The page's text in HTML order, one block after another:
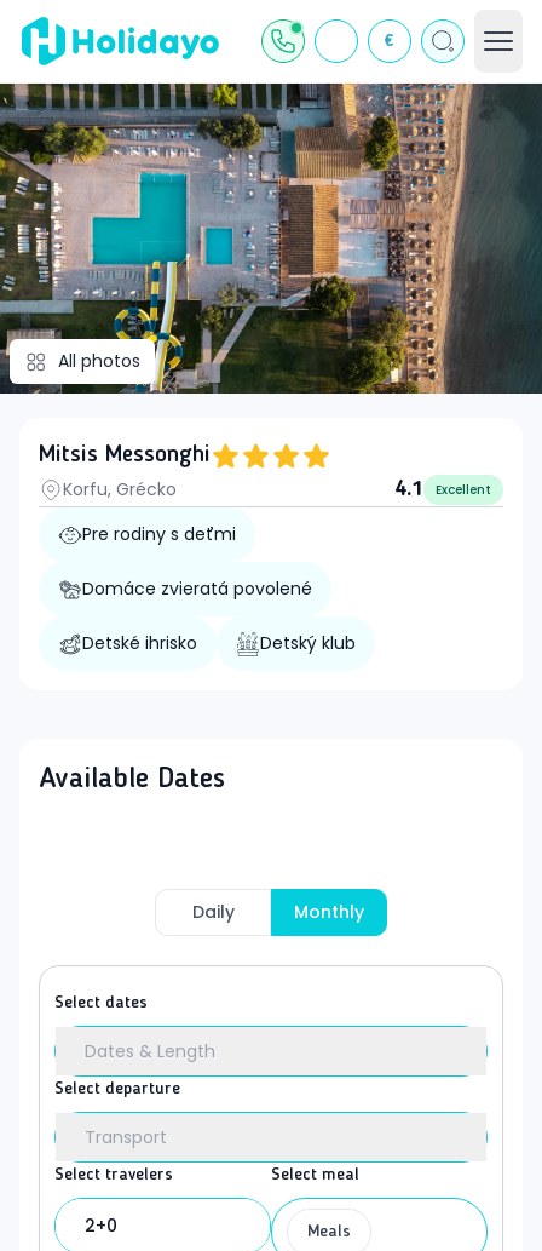
€
All photos
Mitsis Messonghi
Korfu, Grécko
4.1 Excellent
Pre rodiny s deťmi
Domáce zvieratá povolené
Detské ihrisko Detský klub
Available Dates
Daily Monthly
Select dates
Dates & Length
Select departure
Transport
Select travelers
2+0
Select meal
Meals